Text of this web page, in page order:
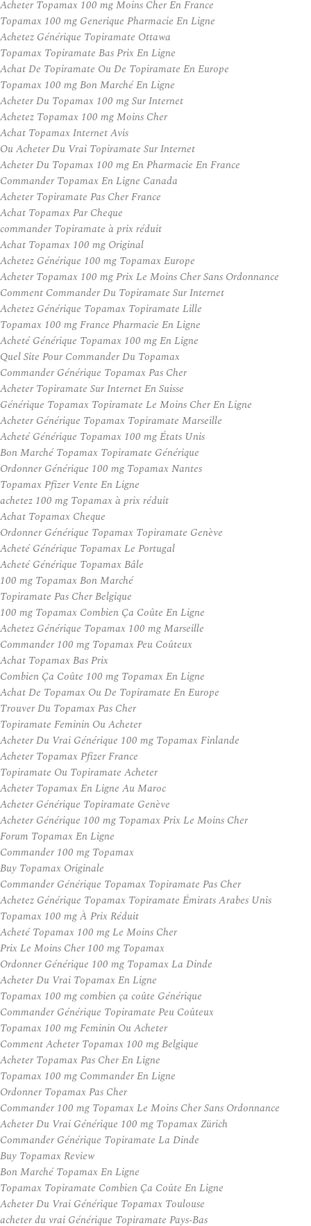
Acheter Topamax 100 mg Moins Cher En France
Topamax 100 mg Generique Pharmacie En Ligne
Achetez Générique Topiramate Ottawa
Topamax Topiramate Bas Prix En Ligne
Achat De Topiramate Ou De Topiramate En Europe
Topamax 100 mg Bon Marché En Ligne
Acheter Du Topamax 100 mg Sur Internet
Achetez Topamax 100 mg Moins Cher
Achat Topamax Internet Avis
Ou Acheter Du Vrai Topiramate Sur Internet
Acheter Du Topamax 100 mg En Pharmacie En France
Commander Topamax En Ligne Canada
Acheter Topiramate Pas Cher France
Achat Topamax Par Cheque
commander Topiramate à prix réduit
Achat Topamax 100 mg Original
Achetez Générique 100 mg Topamax Europe
Acheter Topamax 100 mg Prix Le Moins Cher Sans Ordonnance
Comment Commander Du Topiramate Sur Internet
Achetez Générique Topamax Topiramate Lille
Topamax 100 mg France Pharmacie En Ligne
Acheté Générique Topamax 100 mg En Ligne
Quel Site Pour Commander Du Topamax
Commander Générique Topamax Pas Cher
Acheter Topiramate Sur Internet En Suisse
Générique Topamax Topiramate Le Moins Cher En Ligne
Acheter Générique Topamax Topiramate Marseille
Acheté Générique Topamax 100 mg États Unis
Bon Marché Topamax Topiramate Générique
Ordonner Générique 100 mg Topamax Nantes
Topamax Pfizer Vente En Ligne
achetez 100 mg Topamax à prix réduit
Achat Topamax Cheque
Ordonner Générique Topamax Topiramate Genève
Acheté Générique Topamax Le Portugal
Acheté Générique Topamax Bâle
100 mg Topamax Bon Marché
Topiramate Pas Cher Belgique
100 mg Topamax Combien Ça Coûte En Ligne
Achetez Générique Topamax 100 mg Marseille
Commander 100 mg Topamax Peu Coûteux
Achat Topamax Bas Prix
Combien Ça Coûte 100 mg Topamax En Ligne
Achat De Topamax Ou De Topiramate En Europe
Trouver Du Topamax Pas Cher
Topiramate Feminin Ou Acheter
Acheter Du Vrai Générique 100 mg Topamax Finlande
Acheter Topamax Pfizer France
Topiramate Ou Topiramate Acheter
Acheter Topamax En Ligne Au Maroc
Acheter Générique Topiramate Genève
Acheter Générique 100 mg Topamax Prix Le Moins Cher
Forum Topamax En Ligne
Commander 100 mg Topamax
Buy Topamax Originale
Commander Générique Topamax Topiramate Pas Cher
Achetez Générique Topamax Topiramate Émirats Arabes Unis
Topamax 100 mg À Prix Réduit
Acheté Topamax 100 mg Le Moins Cher
Prix Le Moins Cher 100 mg Topamax
Ordonner Générique 100 mg Topamax La Dinde
Acheter Du Vrai Topamax En Ligne
Topamax 100 mg combien ça coûte Générique
Commander Générique Topiramate Peu Coûteux
Topamax 100 mg Feminin Ou Acheter
Comment Acheter Topamax 100 mg Belgique
Acheter Topamax Pas Cher En Ligne
Topamax 100 mg Commander En Ligne
Ordonner Topamax Pas Cher
Commander 100 mg Topamax Le Moins Cher Sans Ordonnance
Acheter Du Vrai Générique 100 mg Topamax Zürich
Commander Générique Topiramate La Dinde
Buy Topamax Review
Bon Marché Topamax En Ligne
Topamax Topiramate Combien Ça Coûte En Ligne
Acheter Du Vrai Générique Topamax Toulouse
acheter du vrai Générique Topiramate Pays-Bas